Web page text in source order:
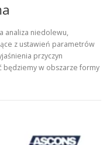
analiza niedolewu,
z ustawień parametrów
przyczyn
będziemy w obszarze formy